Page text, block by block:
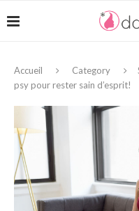
Accueil Category
psy pour rester sain d’esprit!